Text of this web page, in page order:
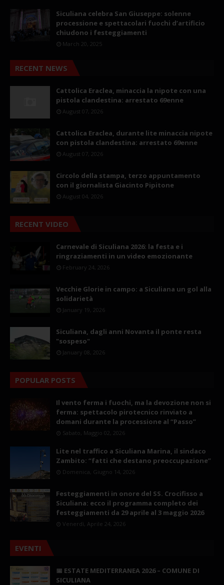
Siculiana celebra San Giuseppe: solenne
processione e spettacolari fuochi d’artificio
chiudono i festeggiamenti
March 20, 2025
RECENT NEWS
Cattolica Eraclea, minaccia la nipote con una
pistola clandestina: arrestato 69enne
August 07, 2026
Cattolica Eraclea, durante lite minaccia nipote
con pistola clandestina: arrestato 69enne
August 07, 2026
Circolo della stampa, terzo appuntamento
con il giornalista Giacinto Pipitone
August 04, 2026
RECENT VIDEO
Carnevale di Siculiana 2026: la festa e i
ringraziamenti in un video emozionante
February 24, 2026
Vecchie Glorie in campo: a Siculiana un gol alla
solidarietà
January 19, 2026
Siculiana, dagli anni Novanta il ponte resta
"sospeso"
January 08, 2026
POPULAR POSTS
Il vento ferma i fuochi, ma la devozione non si
ferma: spettacolo pirotecnico rinviato a
domani durante la processione al “Passo”
Sabato, Maggio 02, 2026
Lite nel traffico a Siculiana Marina, il sindaco
Zambito: “fatti che destano preoccupazione”
Domenica, Giugno 14, 2026
Festeggiamenti in onore del SS. Crocifisso a
Siculiana: ecco il programma completo dei
festeggiamenti da 29 aprile al 3 maggio 2026
Venerdì, Aprile 24, 2026
EVENTI
📅 ESTATE MEDITERRANEA 2026 – COMUNE DI
SICULIANA